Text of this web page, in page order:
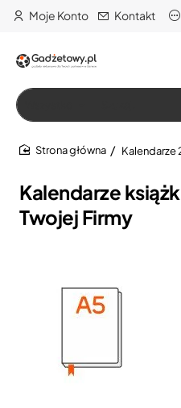
Moje Konto Kontakt
Szukaj…
Kalendarze
Kalendarze
Twojej Firmy